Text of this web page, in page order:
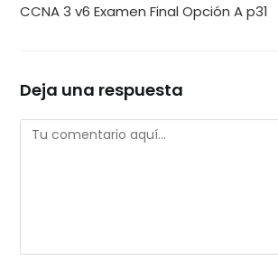
CCNA 3 v6 Examen Final Opción A p31
Deja una respuesta
Comentario